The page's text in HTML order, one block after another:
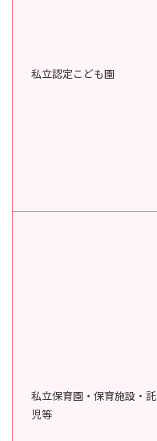
私立認定こども園
私立保育園・保育施設・託
児等